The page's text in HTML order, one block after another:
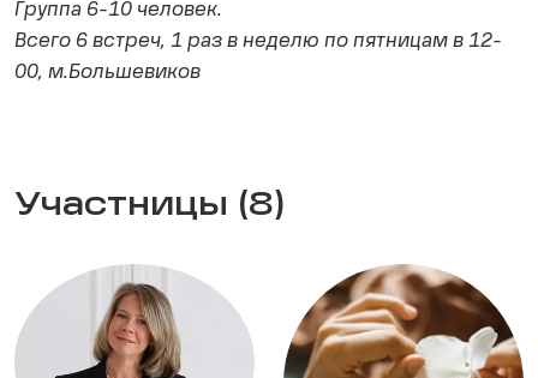
Группа 6-10 человек.
Всего 6 встреч, 1 раз в неделю по пятницам в 12-
00, м.Большевиков
Участницы (8)